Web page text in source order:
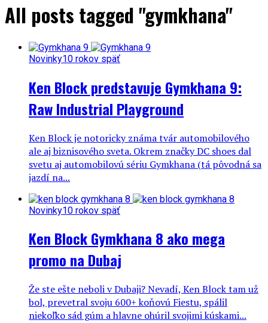
All posts tagged "gymkhana"
Novinky10 rokov späť
Ken Block predstavuje Gymkhana 9:
Raw Industrial Playground
Ken Block je notoricky známa tvár automobilového
ale aj biznisového sveta. Okrem značky DC shoes dal
svetu aj automobilovú sériu Gymkhana (tá pôvodná sa
jazdí na...
Novinky10 rokov späť
Ken Block Gymkhana 8 ako mega
promo na Dubaj
Že ste ešte neboli v Dubaji? Nevadí, Ken Block tam už
bol, prevetral svoju 600+ koňovú Fiestu, spálil
niekoľko sád gúm a hlavne ohúril svojimi kúskami...